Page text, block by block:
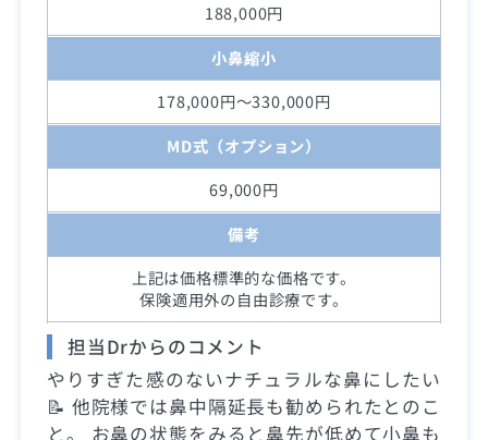
188,000円
小鼻縮小
178,000円～330,000円
MD式（オプション）
69,000円
備考
上記は価格標準的な価格です。
保険適用外の自由診療です。
担当Drからのコメント
やりすぎた感のないナチュラルな鼻にしたい
📝 他院様では鼻中隔延長も勧められたとのこ
と。 お鼻の状態をみると鼻先が低めて小鼻も